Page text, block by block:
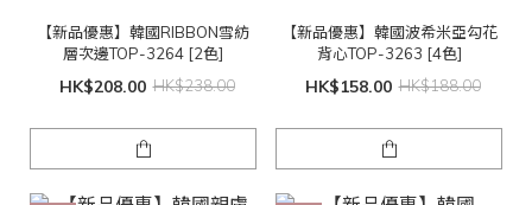
【新品優惠】韓國RIBBON雪紡
層次邊TOP-3264 [2色]
HK$208.00 HK$238.00
【新品優惠】韓國波希米亞勾花
背心TOP-3263 [4色]
HK$158.00 HK$188.00